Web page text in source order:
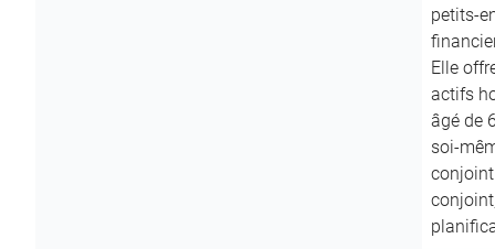
petits-
Elle
actifs
âgé de
soi-